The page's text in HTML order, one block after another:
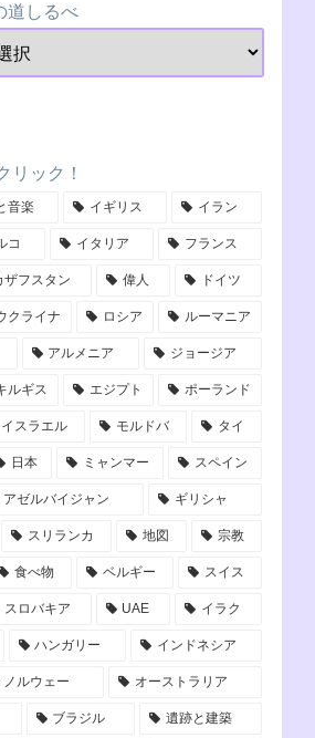
道しるべ
リック！
音楽 イギリス イラン
コ イタリア フランス
ザフスタン 偉人 ドイツ
クライナ ロシア ルーマニア
アルメニア ジョージア
ルギス エジプト ポーランド
イスラエル モルドバ タイ
日本 ミャンマー スペイン
アゼルバイジャン ギリシャ
スリランカ 地図 宗教
食べ物 ベルギー スイス
スロバキア UAE イラク
ハンガリー インドネシア
ノルウェー オーストラリア
ブラジル 遺跡と建築